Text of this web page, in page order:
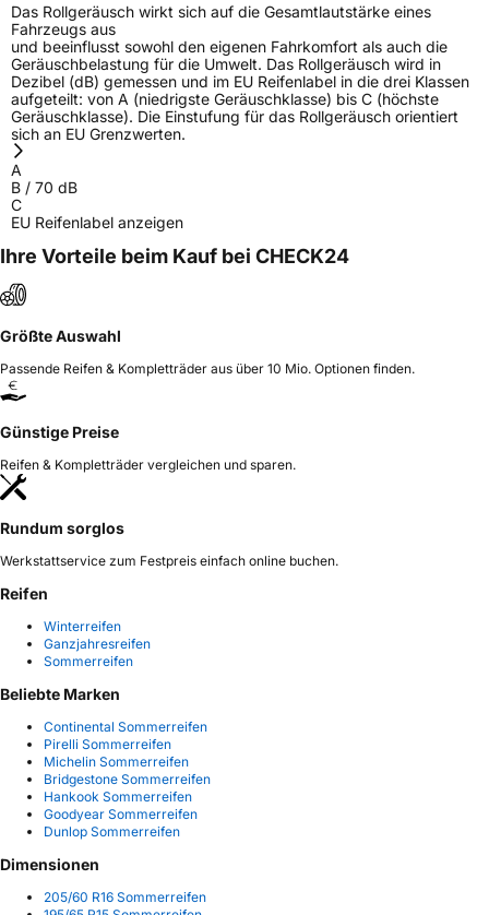
Das Rollgeräusch wirkt sich auf die Gesamtlautstärke eines
Fahrzeugs aus
und beeinflusst sowohl den eigenen Fahrkomfort als auch die
Geräuschbelastung für die Umwelt. Das Rollgeräusch wird in
Dezibel (dB) gemessen und im EU Reifenlabel in die drei Klassen
aufgeteilt: von A (niedrigste Geräuschklasse) bis C (höchste
Geräuschklasse). Die Einstufung für das Rollgeräusch orientiert
sich an EU Grenzwerten.
A
B / 70 dB
C
EU Reifenlabel anzeigen
Ihre Vorteile beim Kauf bei CHECK24
Größte Auswahl
Passende Reifen & Kompletträder aus über 10 Mio. Optionen finden.
Günstige Preise
Reifen & Kompletträder vergleichen und sparen.
Rundum sorglos
Werkstattservice zum Festpreis einfach online buchen.
Reifen
Winterreifen
Ganzjahresreifen
Sommerreifen
Beliebte Marken
Continental Sommerreifen
Pirelli Sommerreifen
Michelin Sommerreifen
Bridgestone Sommerreifen
Hankook Sommerreifen
Goodyear Sommerreifen
Dunlop Sommerreifen
Dimensionen
205/60 R16 Sommerreifen